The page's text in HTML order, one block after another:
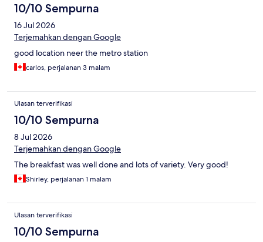
10/10 Sempurna
16 Jul 2026
Terjemahkan dengan Google
good location neer the metro station
carlos, perjalanan 3 malam
Ulasan terverifikasi
10/10 Sempurna
8 Jul 2026
Terjemahkan dengan Google
The breakfast was well done and lots of variety. Very good!
Shirley, perjalanan 1 malam
Ulasan terverifikasi
10/10 Sempurna